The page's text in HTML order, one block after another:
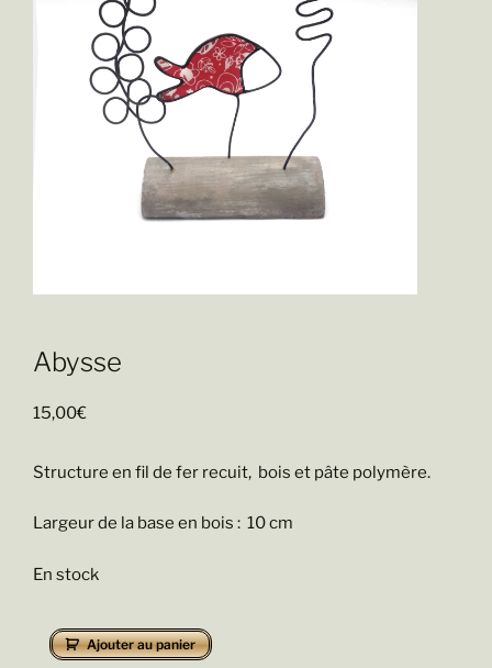
Abysse
15,00€
Structure en fil de fer recuit, bois et pâte polymère.
Largeur de la base en bois : 10 cm
En stock
quantité
de
Ajouter au panier